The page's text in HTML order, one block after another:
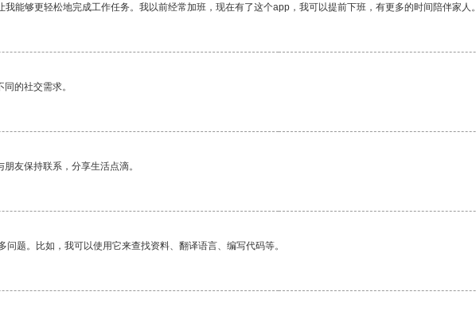
能够更轻松地完成工作任务。我以前经常加班，现在有了这个app，我可以提前下班，有更多的时间陪伴家人。
的社交需求。
友保持联系，分享生活点滴。
题。比如，我可以使用它来查找资料、翻译语言、编写代码等。